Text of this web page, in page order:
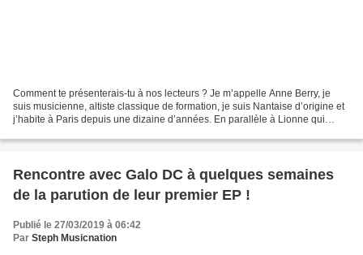
Comment te présenterais-tu à nos lecteurs ? Je m’appelle Anne Berry, je
suis musicienne, altiste classique de formation, je suis Nantaise d’origine et
j’habite à Paris depuis une dizaine d’années. En parallèle à Lionne qui
Rencontre avec Galo DC à quelques semaines
de la parution de leur premier EP !
Publié le 27/03/2019 à 06:42
Par Steph Musicnation